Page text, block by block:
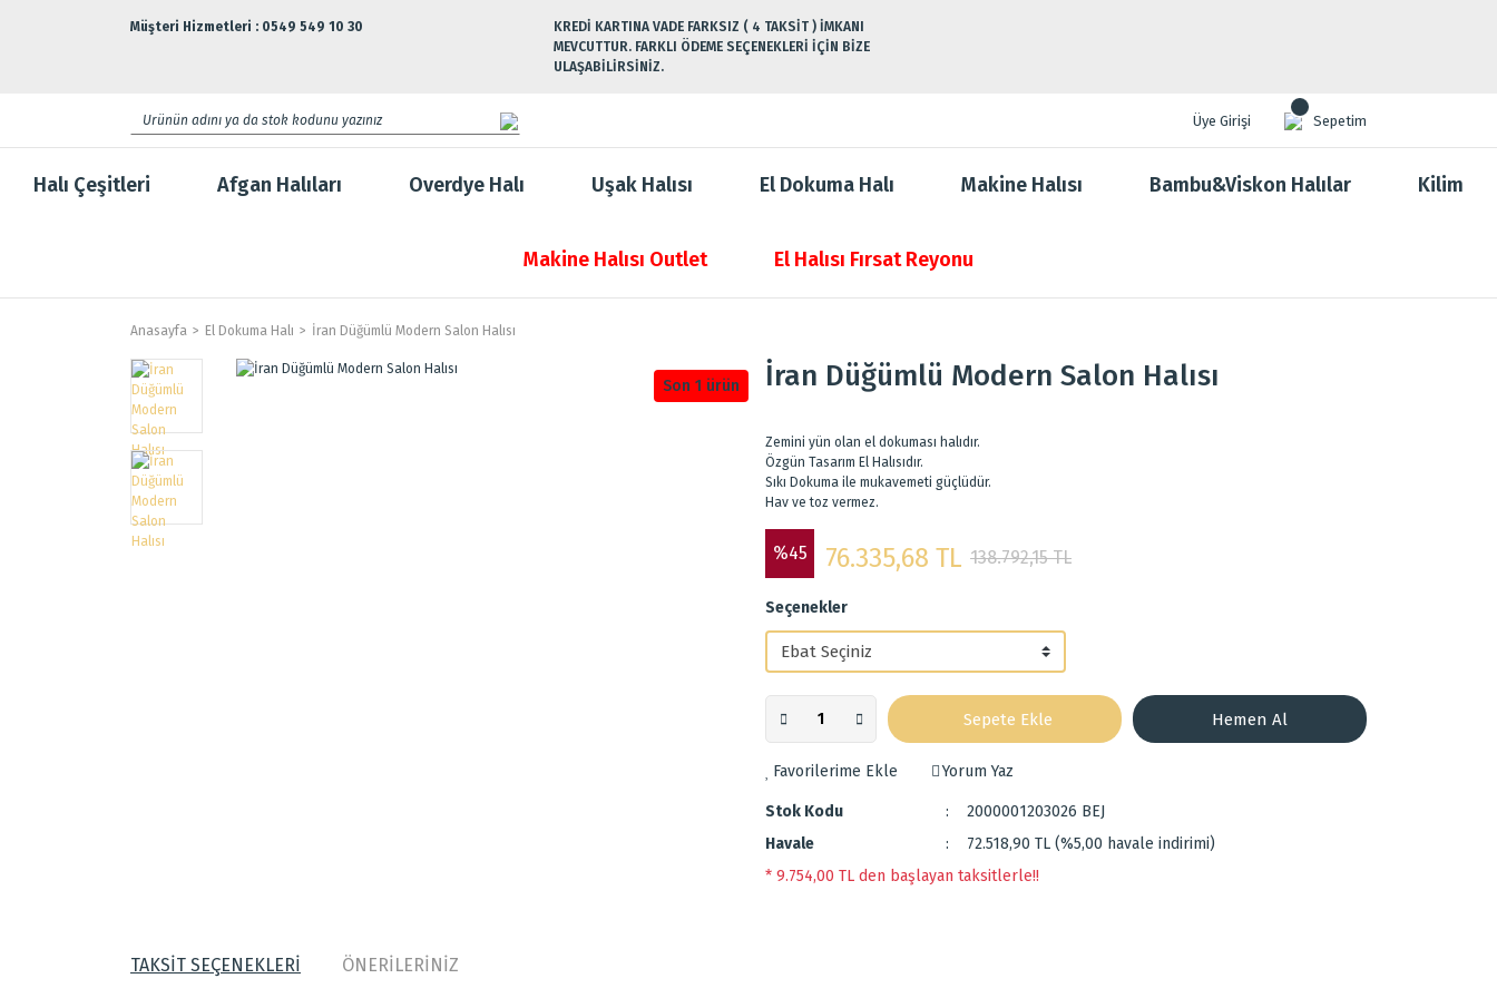
Müşteri Hizmetleri : 0549 549 10 30
KREDİ KARTINA VADE FARKSIZ ( 4 TAKSİT ) İMKANI
MEVCUTTUR. FARKLI ÖDEME SEÇENEKLERİ İÇİN BİZE
ULAŞABİLİRSİNİZ.
Üye Girişi Sepetim
Halı Çeşitleri Afgan Halıları Overdye Halı Uşak Halısı El Dokuma Halı Makine Halısı Bambu&Viskon Halılar Kilim
Makine Halısı Outlet El Halısı Fırsat Reyonu
Anasayfa El Dokuma Halı İran Düğümlü Modern Salon Halısı
Son 1 ürün İran Düğümlü Modern Salon Halısı
Zemini yün olan el dokuması halıdır.
Özgün Tasarım El Halısıdır.
Sıkı Dokuma ile mukavemeti güçlüdür.
Hav ve toz vermez.
%45 76.335,68 TL 138.792,15 TL
Seçenekler
Sepete Ekle Hemen Al
Yorum Yaz
Stok Kodu
2000001203026 BEJ
Havale
72.518,90 TL (%5,00 havale indirimi)
* 9.754,00 TL den başlayan taksitlerle!!
TAKSİT SEÇENEKLERİ ÖNERİLERİNİZ